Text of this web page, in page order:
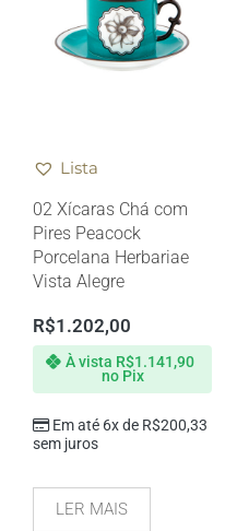
Lista
02 Xícaras Chá com
Pires Peacock
Porcelana Herbariae
Vista Alegre
R$1.202,00
Em até 6x de R$200,33
sem juros
À vista R$1.141,90
no Pix
LER MAIS